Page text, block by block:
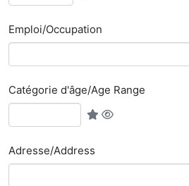
Emploi/Occupation
Catégorie d'âge/Age Range
Adresse/Address